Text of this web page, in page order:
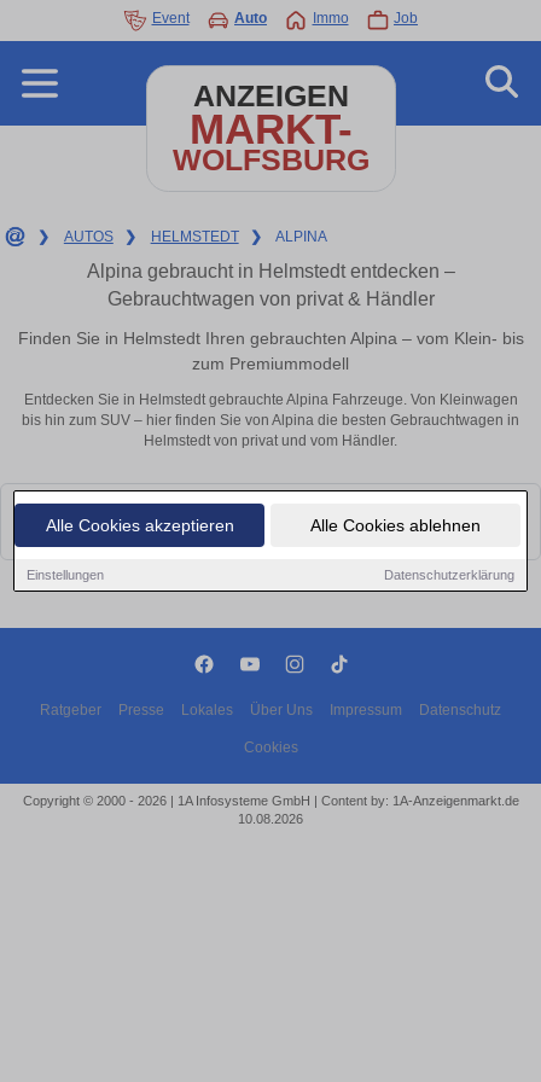
Alle Cookies akzeptieren Alle Cookies ablehnen
Einstellungen Datenschutzerklärung
Event Auto Immo Job
ANZEIGEN
MARKT-
WOLFSBURG
❯ AUTOS ❯ HELMSTEDT ❯ ALPINA
Alpina gebraucht in Helmstedt entdecken –
Gebrauchtwagen von privat & Händler
Finden Sie in Helmstedt Ihren gebrauchten Alpina – vom Klein- bis
zum Premiummodell
Entdecken Sie in Helmstedt gebrauchte Alpina Fahrzeuge. Von Kleinwagen
bis hin zum SUV – hier finden Sie von Alpina die besten Gebrauchtwagen in
Helmstedt von privat und vom Händler.
Leider konnten wir derzeit keine passenden Autos finden. Schauen Sie
bald wieder vorbei!
Ratgeber Presse Lokales Über Uns Impressum Datenschutz
Cookies
Copyright © 2000 - 2026 | 1A Infosysteme GmbH | Content by: 1A-Anzeigenmarkt.de
10.08.2026